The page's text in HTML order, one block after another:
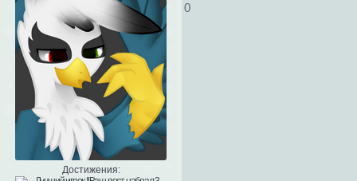
Достижения:
0